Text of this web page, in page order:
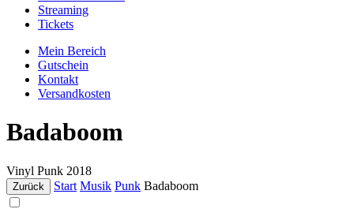
Streaming
Tickets
Mein Bereich
Gutschein
Kontakt
Versandkosten
Badaboom
Vinyl Punk 2018
Zurück Start Musik Punk Badaboom